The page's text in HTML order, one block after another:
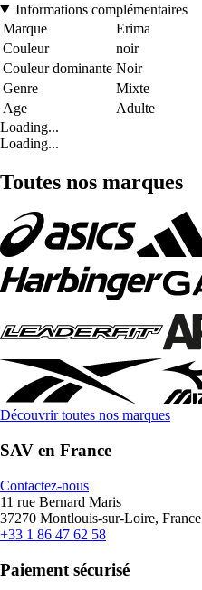
Informations complémentaires
Marque
Erima
Couleur
noir
Couleur dominante Noir
Genre
Mixte
Age
Adulte
Loading...
Loading...
Toutes nos marques
Découvrir toutes nos marques
SAV en France
Contactez-nous
11 rue Bernard Maris
37270 Montlouis-sur-Loire, France
+33 1 86 47 62 58
Paiement sécurisé